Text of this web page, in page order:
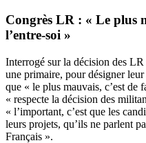
Congrès LR : « Le plus
l’entre-soi »
Interrogé sur la décision des
une primaire, pour désigner
que « le plus mauvais, c’est de
« respecte la décision des
« l’important, c’est que les
leurs projets, qu’ils ne parlent
Français ».